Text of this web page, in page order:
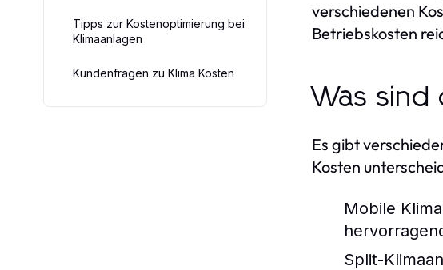
Tipps zur Kostenoptimierung bei
Klimaanlagen
Kundenfragen zu Klima Kosten
verschiedenen
Betriebskosten
Was sind
Es gibt
Kosten
Mobile
Split-